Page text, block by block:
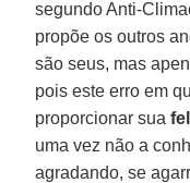
segundo Anti-
propõe os outros
são seus, mas
pois este erro em
proporcionar sua
uma vez não a
agradando, se